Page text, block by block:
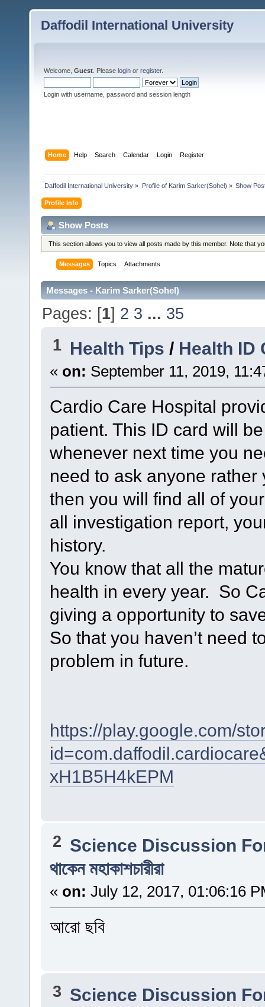
Daffodil International University
Welcome, Guest . Please login or register.
Login with username, password and session length
Home Help Search Calendar Login Register
Daffodil International University » Profile of Karim Sarker(Sohel) » Show
Profile Info
Show Posts
This section allows you to view all posts made by this member. Note that
Messages Topics Attachments
Messages - Karim Sarker(Sohel)
Pages: [1] 2 3 ... 35
1 Health Tips / Health ID
« on: September 11, 2019,
Cardio Care Hospital
patient. This ID card will
whenever next time you
need to ask anyone
then you will find all of
all investigation report,
history.
You know that all the
health in every year. So
giving a opportunity to
So that you haven’t need
problem in future.
https://play.google.com/
xH1B5H4kEPM
2 Science Discussion
থাকেন মহাকাশচারীরা
« on: July 12, 2017, 01:06:16
আরো ছবি
3 Science Discussion